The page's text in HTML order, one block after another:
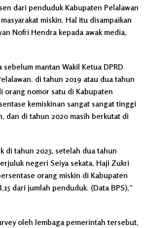
dari penduduk Kabupaten Pelalawan
miskin. Hal itu disampaikan
Nofri Hendra kepada awak media,
mantan Wakil Ketua DPRD
di tahun 2019 atau dua tahun
orang nomor satu di Kabupaten
kemiskinan sangat sangat tinggi
dan di tahun 2020 masih berkutat di
di tahun 2023, setelah dua tahun
negeri Seiya sekata, Haji Zukri
orang miskin di Kabupaten
dari jumlah penduduk. (Data BPS),”
oleh lembaga pemerintah tersebut,